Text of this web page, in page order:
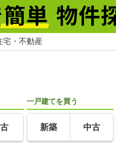
宅・不動産
一戸建てを買う
新築 中古